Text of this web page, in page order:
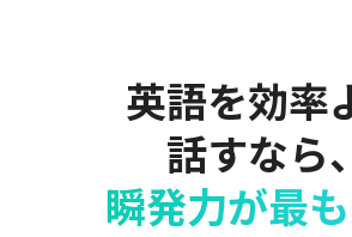
英語を効率
話すなら、
瞬発力が最